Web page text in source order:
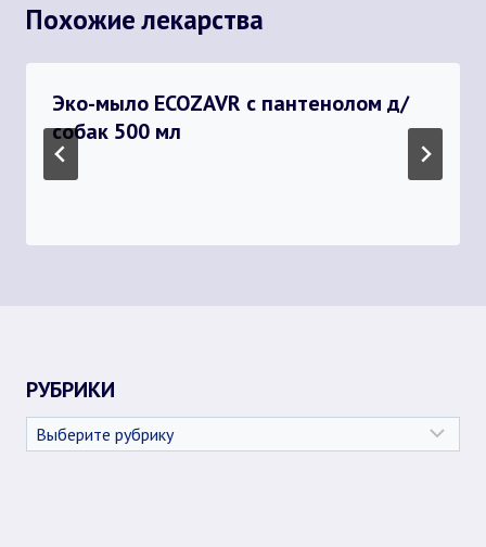
Похожие лекарства
Эко-мыло ECOZAVR с пантенолом д/
собак 500 мл
РУБРИКИ
Рубрики